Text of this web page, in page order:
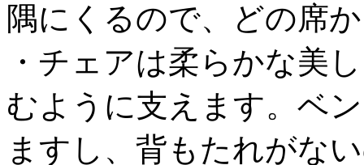
隅にくるので、どの席
・チェアは柔らかな美
むように支えます。ベ
ますし、背もたれがな